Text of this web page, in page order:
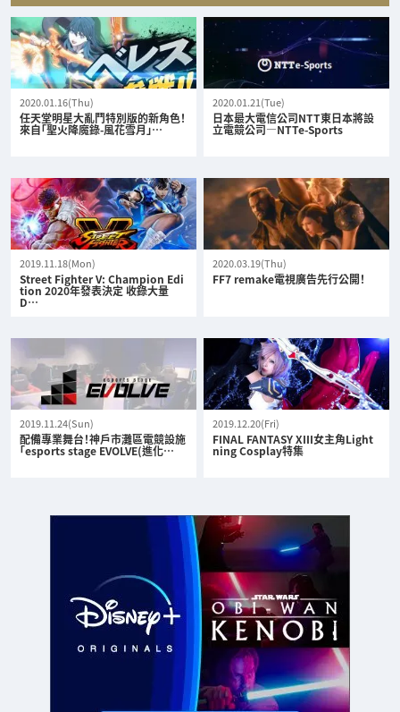
2020.01.16(Thu)
任天堂明星大亂鬥特別版的新角色！
來自「聖火降魔錄-風花雪月」…
2020.01.21(Tue)
日本最大電信公司NTT東日本將設
立電競公司—NTTe-Sports
2019.11.18(Mon)
Street Fighter V: Champion Edi
tion 2020年發表決定 收錄大量
D…
2020.03.19(Thu)
FF7 remake電視廣告先行公開！
2019.11.24(Sun)
配備專業舞台！神戶市灘區電競設施
「esports stage EVOLVE(進化…
2019.12.20(Fri)
FINAL FANTASY XIII女主角Light
ning Cosplay特集